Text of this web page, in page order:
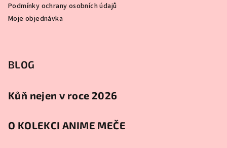
Podmínky ochrany osobních údajů
Moje objednávka
BLOG
Kůň nejen v roce 2026
O KOLEKCI ANIME MEČE